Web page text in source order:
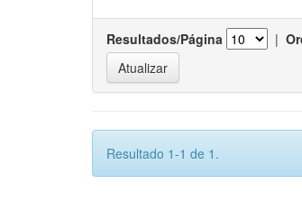
Resultados/Página |
Resultado 1-1 de 1.